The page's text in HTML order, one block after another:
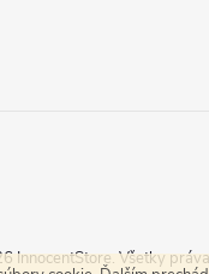
InnocentStore. Všetky